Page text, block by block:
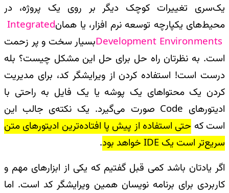
یک‌سری تغییرات کوچک دیگر بر روی یک‌‌ پروژه، در
محیط‌های یکپارچه توسعه نرم افزار، یا همانIntegrated
Development Environmentsبسیار سخت و پر زحمت
است. به نظرتان راه حل برای حل این مشکل چیست؟ بله
درست است! استفاده کردن از ویرایشگر کد، برای مدیریت
کردن یک محتواهای یک پوشه یا یک‌ فایل به راحتی با
ادیتورهای Code صورت می‌گیرد. یک نکته‌ی جالب این
است که حتی استفاده از پیش پا افتاده‌ترین ادیتورهای متن
سریع‌تر است یک IDE خواهد بود.
اگر‌ یادتان باشد کمی قبل گفتیم که یکی از ابزارهای مهم و‌
کاربردی برای برنامه‌ نویسان همین ویرایشگر کد است. اما